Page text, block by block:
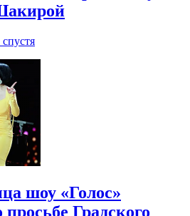
спустя
шоу «Голос»
Градского